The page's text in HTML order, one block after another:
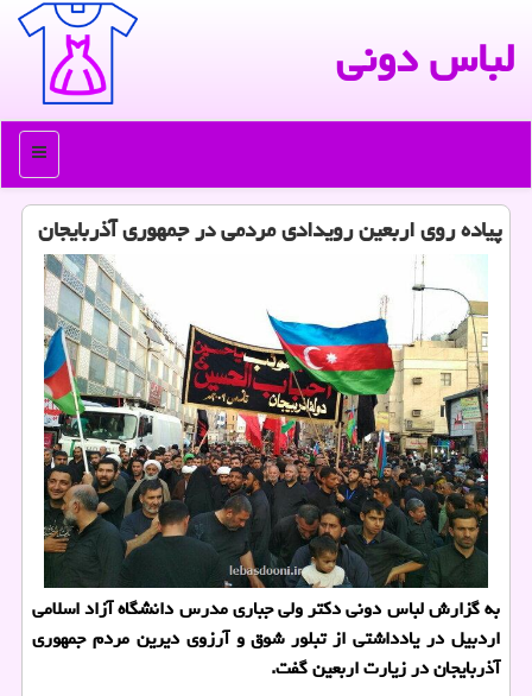
لباس دونی
منو
پیاده روی اربعین رویدادی مردمی در جمهوری آذربایجان
به گزارش لباس دونی دكتر ولی جباری مدرس دانشگاه آزاد اسلامی
اردبیل در یادداشتی از تبلور شوق و آرزوی دیرین مردم جمهوری
آذربایجان در زیارت اربعین گفت.